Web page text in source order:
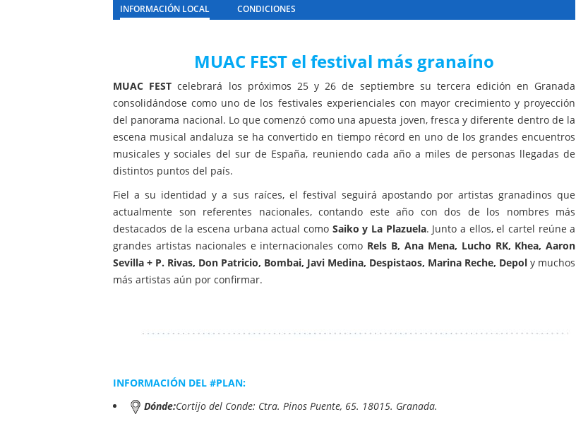
INFORMACIÓN LOCAL CONDICIONES
MUAC FEST el festival más granaíno
MUAC FEST celebrará los próximos 25 y 26 de septiembre su tercera edición en Granada
consolidándose como uno de los festivales experienciales con mayor crecimiento y proyección
del panorama nacional. Lo que comenzó como una apuesta joven, fresca y diferente dentro de la
escena musical andaluza se ha convertido en tiempo récord en uno de los grandes encuentros
musicales y sociales del sur de España, reuniendo cada año a miles de personas llegadas de
distintos puntos del país.
Fiel a su identidad y a sus raíces, el festival seguirá apostando por artistas granadinos que
actualmente son referentes nacionales, contando este año con dos de los nombres más
destacados de la escena urbana actual como Saiko y La Plazuela. Junto a ellos, el cartel reúne a
grandes artistas nacionales e internacionales como Rels B, Ana Mena, Lucho RK, Khea, Aaron
Sevilla + P. Rivas, Don Patricio, Bombai, Javi Medina, Despistaos, Marina Reche, Depoly muchos
más artistas aún por confirmar.
INFORMACIÓN DEL #PLAN:
Dónde:Cortijo del Conde: Ctra. Pinos Puente, 65. 18015. Granada.